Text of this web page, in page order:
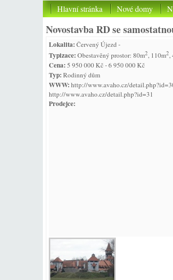
Hlavní stránka Nové domy
Novostavba RD se
Lokalita:Červený Újezd -
Typizace:Obestavěný prostor: 80m2, 110m2,
Cena:5 950 000 Kč - 6 950 000 Kč
Typ:Rodinný dům
WWW:http://www.avaho.cz/
http://www.avaho.cz/detail.php?id=31
Prodejce: